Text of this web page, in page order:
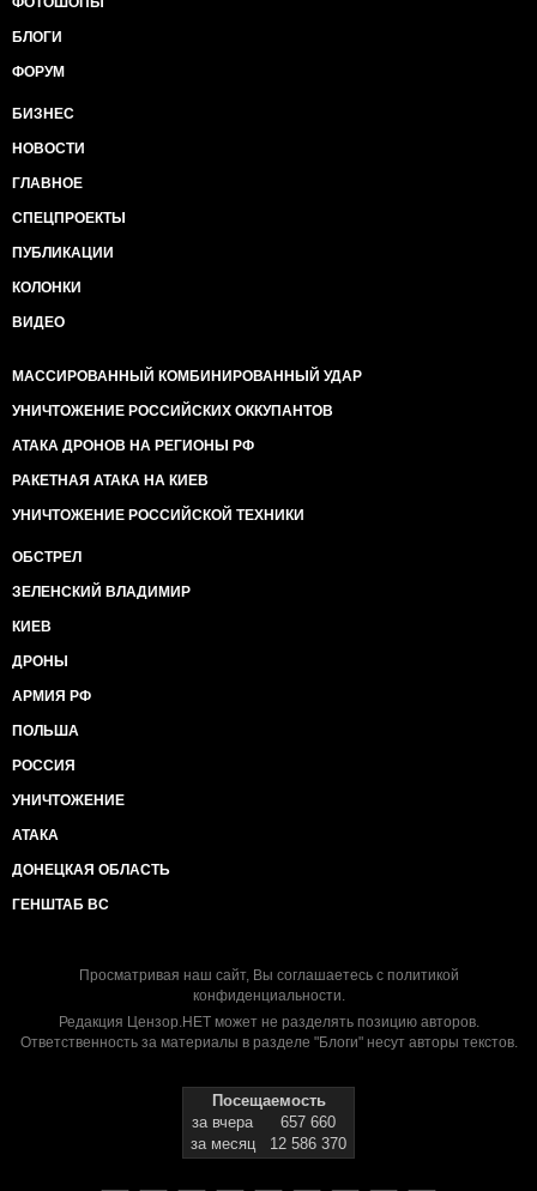
БЛОГИ
ФОРУМ
БИЗНЕС
НОВОСТИ
ГЛАВНОЕ
СПЕЦПРОЕКТЫ
ПУБЛИКАЦИИ
КОЛОНКИ
ВИДЕО
МАССИРОВАННЫЙ КОМБИНИРОВАННЫЙ УДАР
УНИЧТОЖЕНИЕ РОССИЙСКИХ ОККУПАНТОВ
АТАКА ДРОНОВ НА РЕГИОНЫ РФ
РАКЕТНАЯ АТАКА НА КИЕВ
УНИЧТОЖЕНИЕ РОССИЙСКОЙ ТЕХНИКИ
ОБСТРЕЛ
ЗЕЛЕНСКИЙ ВЛАДИМИР
КИЕВ
ДРОНЫ
АРМИЯ РФ
ПОЛЬША
РОССИЯ
УНИЧТОЖЕНИЕ
АТАКА
ДОНЕЦКАЯ ОБЛАСТЬ
ГЕНШТАБ ВС
Просматривая наш сайт, Вы соглашаетесь с политикой
конфиденциальности.
Редакция Цензор.НЕТ может не разделять позицию авторов.
Ответственность за материалы в разделе "Блоги" несут авторы текстов.
Посещаемость
за вчера
657 660
за месяц
12 586 370